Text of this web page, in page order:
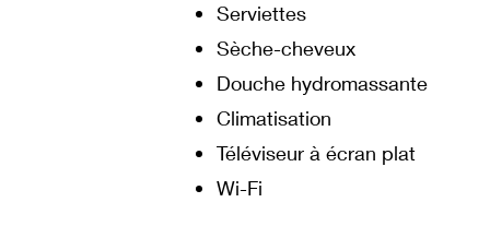
Serviettes
Sèche-cheveux
Douche hydromassante
Climatisation
Téléviseur à écran plat
Wi-Fi